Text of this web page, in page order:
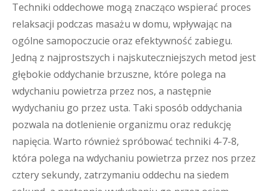
Techniki oddechowe mogą znacząco wspierać proces
relaksacji podczas masażu w domu, wpływając na
ogólne samopoczucie oraz efektywność zabiegu.
Jedną z najprostszych i najskuteczniejszych metod jest
głębokie oddychanie brzuszne, które polega na
wdychaniu powietrza przez nos, a następnie
wydychaniu go przez usta. Taki sposób oddychania
pozwala na dotlenienie organizmu oraz redukcję
napięcia. Warto również spróbować techniki 4-7-8,
która polega na wdychaniu powietrza przez nos przez
cztery sekundy, zatrzymaniu oddechu na siedem